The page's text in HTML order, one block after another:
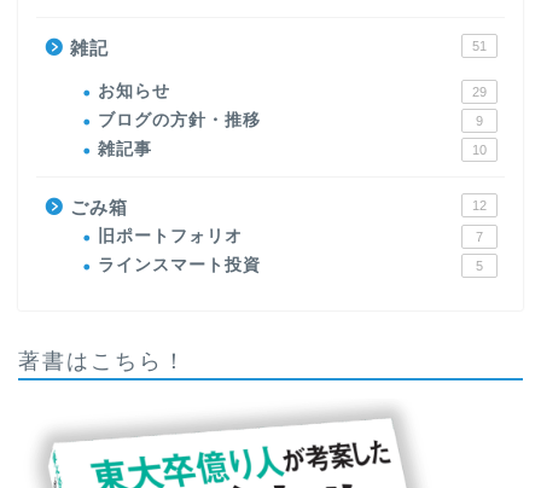
雑記 51
お知らせ 29
ブログの方針・推移 9
雑記事 10
ごみ箱 12
旧ポートフォリオ 7
ラインスマート投資 5
著書はこちら！